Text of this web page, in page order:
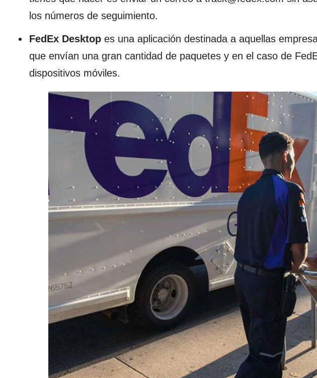
los números de seguimiento.
FedEx Desktop es una aplicación destinada a aquellas
que envían una gran cantidad de paquetes y en el caso de
dispositivos móviles.